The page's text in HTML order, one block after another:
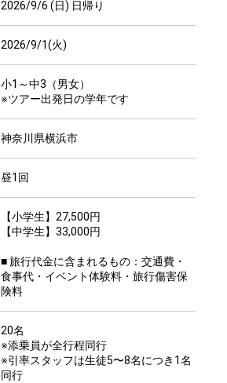
2026/9/6 (日) 日帰り
2026/9/1(火)
小1～中3（男女）
※ツアー出発日の学年です
神奈川県横浜市
昼1回
【小学生】27,500円
【中学生】33,000円
■ 旅行代金に含まれるもの：交通費・
食事代・イベント体験料・旅行傷害保
険料
20名
※添乗員が全行程同行
※引率スタッフは生徒5〜8名につき1名
同行